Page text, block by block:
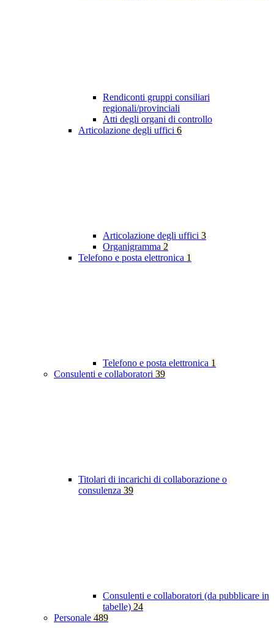
Rendiconti gruppi consiliari
regionali/provinciali
Atti degli organi di controllo
Articolazione degli uffici 6
Articolazione degli uffici 3
Organigramma 2
Telefono e posta elettronica 1
Telefono e posta elettronica 1
Consulenti e collaboratori 39
Titolari di incarichi di collaborazione o
consulenza 39
Consulenti e collaboratori (da pubblicare in
tabelle) 24
Personale 489